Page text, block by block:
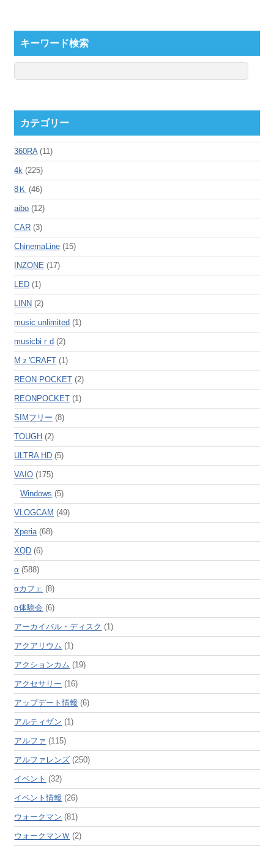
キーワード検索
カテゴリー
360RA (11)
4k (225)
8Ｋ (46)
aibo (12)
CAR (3)
ChinemaLine (15)
INZONE (17)
LED (1)
LINN (2)
music unlimited (1)
musicbiｒd (2)
Mｚ'CRAFT (1)
REON POCKET (2)
REONPOCKET (1)
SIMフリー (8)
TOUGH (2)
ULTRA HD (5)
VAIO (175)
Windows (5)
VLOGCAM (49)
Xperia (68)
XQD (6)
α (588)
αカフェ (8)
α体験会 (6)
アーカイバル・ディスク (1)
アクアリウム (1)
アクションカム (19)
アクセサリー (16)
アップデート情報 (6)
アルティザン (1)
アルファ (115)
アルファレンズ (250)
イベント (32)
イベント情報 (26)
ウォークマン (81)
ウォークマンＷ (2)